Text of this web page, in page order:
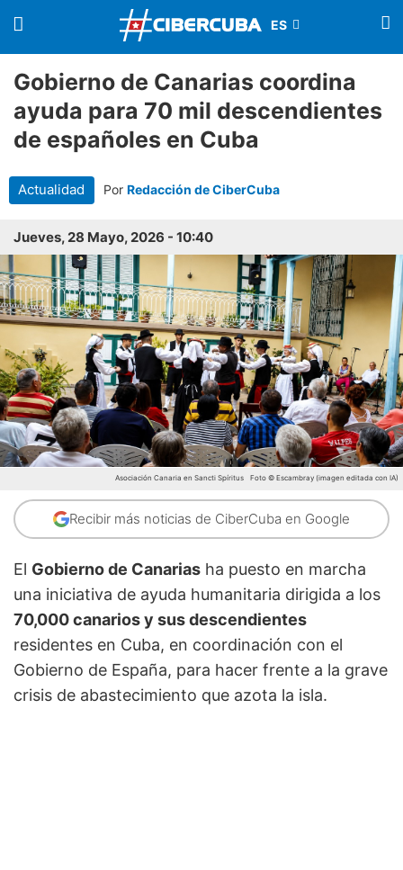
Gobierno de Canarias coordina
ayuda para 70 mil descendientes
de españoles en Cuba
Actualidad Por Redacción de CiberCuba
Jueves, 28 Mayo, 2026 - 10:40
Asociación Canaria en Sancti Spíritus Foto © Escambray (imagen editada con IA)
Recibir más noticias de CiberCuba en Google
El Gobierno de Canarias ha puesto en marcha
una iniciativa de ayuda humanitaria dirigida a los
70,000 canarios y sus descendientes
residentes en Cuba, en coordinación con el
Gobierno de España, para hacer frente a la grave
crisis de abastecimiento que azota la isla.